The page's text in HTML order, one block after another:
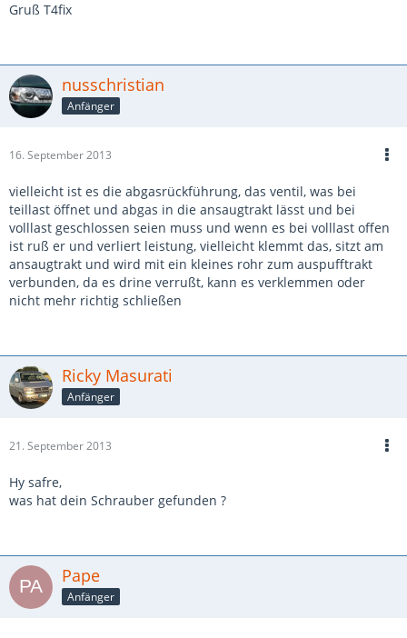
Gruß T4fix
nusschristian
Anfänger
16. September 2013
vielleicht ist es die abgasrückführung, das ventil, was bei
teillast öffnet und abgas in die ansaugtrakt lässt und bei
volllast geschlossen seien muss und wenn es bei volllast offen
ist ruß er und verliert leistung, vielleicht klemmt das, sitzt am
ansaugtrakt und wird mit ein kleines rohr zum auspufftrakt
verbunden, da es drine verrußt, kann es verklemmen oder
nicht mehr richtig schließen
Ricky Masurati
Anfänger
21. September 2013
Hy safre,
was hat dein Schrauber gefunden ?
Pape
Anfänger